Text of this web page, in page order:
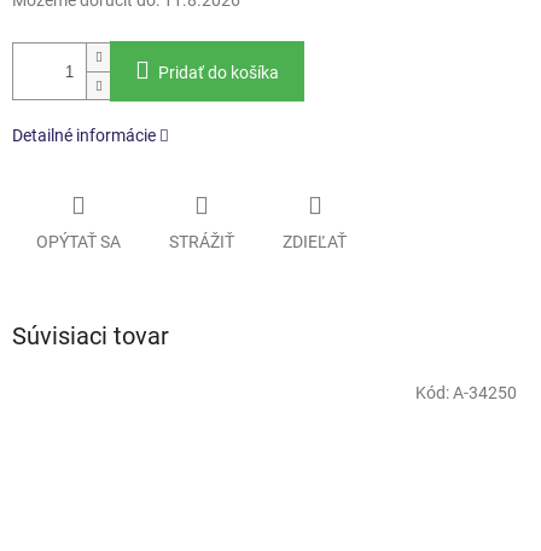
Pridať do košíka
Detailné informácie
OPÝTAŤ SA STRÁŽIŤ ZDIEĽAŤ
Súvisiaci tovar
Kód:A-34250